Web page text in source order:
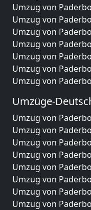
Umzug von
Umzug von
Umzug von
Umzug von
Umzug von
Umzug von
Umzug von
Umzüge-
Umzug von
Umzug von
Umzug von
Umzug von
Umzug von
Umzug von
Umzug von
Umzug von